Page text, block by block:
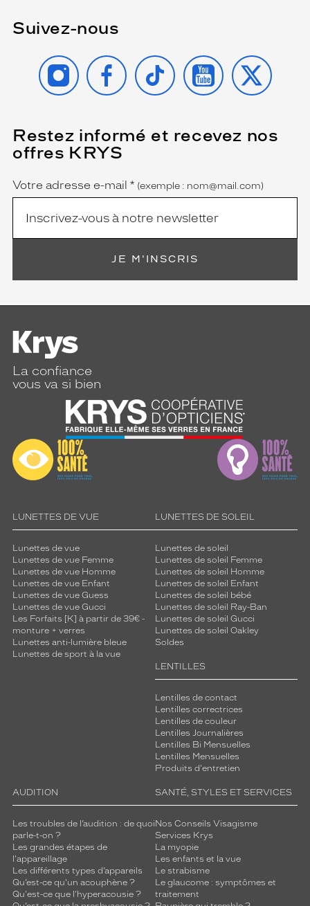
Suivez-nous
INSTAGRAMFACEBOOK
TIKTOK YOUTUBE
X
Restez informé et recevez nos
offres KRYS
Name
Votre adresse e-mail *
(Ce
champ
est
obligatoire)
(exemple : nom@mail.com)
JE M'INSCRIS
La confiance
vous va si bien
LUNETTES DE VUE
Lunettes de vue
Lunettes de vue Femme
Lunettes de vue Homme
Lunettes de vue Enfant
Lunettes de vue Guess
Lunettes de vue Gucci
Les Forfaits [K] à partir de 39€ -
monture + verres
Lunettes anti-lumière bleue
Lunettes de sport à la vue
LUNETTES DE SOLEIL
Lunettes de soleil
Lunettes de soleil Femme
Lunettes de soleil Homme
Lunettes de soleil Enfant
Lunettes de soleil bébé
Lunettes de soleil Ray-Ban
Lunettes de soleil Gucci
Lunettes de soleil Oakley
Soldes
LENTILLES
Lentilles de contact
Lentilles correctrices
Lentilles de couleur
Lentilles Journalières
Lentilles Bi Mensuelles
Lentilles Mensuelles
Produits d'entretien
AUDITION
Les troubles de l’audition : de quoi
parle-t-on ?
Les grandes étapes de
l'appareillage
Les différents types d’appareils
Qu’est-ce qu'un acouphène ?
Qu'est-ce que l'hyperacousie ?
SANTÉ, STYLES ET SERVICES
Nos Conseils Visagisme
Services Krys
La myopie
Les enfants et la vue
Le strabisme
Le glaucome : symptômes et
traitement